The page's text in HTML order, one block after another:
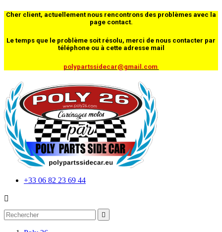
Cher client, actuellement nous rencontrons des problèmes avec la
page contact.
Le temps que le problème soit résolu, merci de nous contacter par
téléphone ou à cette adresse mail
polypartssidecar@gmail.com
+33 06 82 23 69 44

